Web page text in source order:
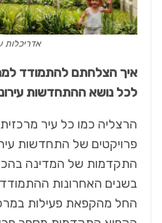
אדריכלות
איך הצלחתם להתמודד
לכל נושא ההתחדשות
הרצליה כמו כל עיר
פרויקטים של התחדשות
התקדמות של המדינה
בשנים האחרונות
החל מהקפאת פעילות